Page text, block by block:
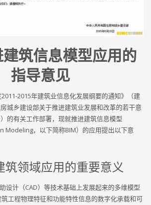
筑信息模型应用的
指导意见
2015年建筑业信息化发展纲要的通知》（建
城乡建设部关于推进建筑业发展和改革的若干意
的有关工作部署，现就推进建筑信息模型
Modeling，以下简称BIM）的应用提出以下意
筑领域应用的重要意义
设计（CAD）等技术基础上发展起来的多维模型
工程物理特征和功能特性信息的数字化承载和可